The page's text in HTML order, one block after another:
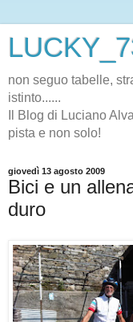
non seguo tabelle,
istinto......
Il Blog di Luciano
pista e non solo!
giovedì 13 agosto 2009
Bici e un
duro